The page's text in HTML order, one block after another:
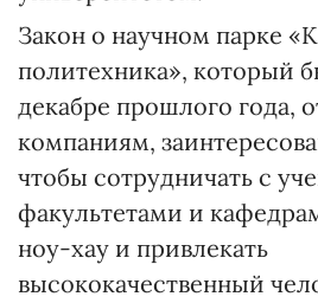
Закон о научном парке
политехника», который
декабре прошлого года,
компаниям,
чтобы сотрудничать с
факультетами и
ноу-хау и привлекать
высококачественный